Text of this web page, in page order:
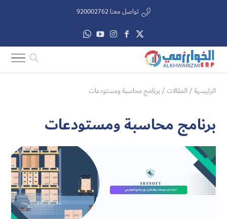
تواصل معنا 920002762
الرئيسية/ المقالات/ برنامج محاسبة ومستودعات
برنامج محاسبة ومستودعات